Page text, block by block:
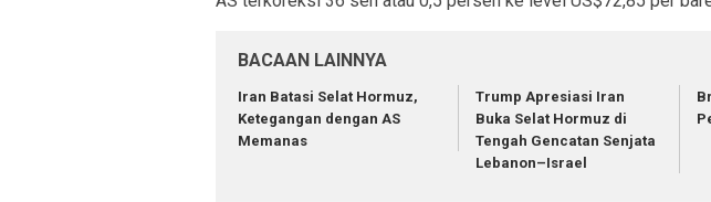
BACAAN LAINNYA
Iran Batasi Selat Hormuz,
Ketegangan dengan AS
Memanas
Trump Apresiasi Iran
Buka Selat Hormuz di
Tengah Gencatan Senjata
Lebanon–Israel